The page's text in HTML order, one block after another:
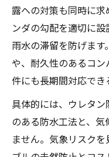
露への対策も同時に
ンダの勾配を適切に
雨水の滞留を防げま
や、耐久性のあるコ
件にも長期間対応でき
具体的には、ウレタ
のある防水工法と、
ません。気象リスク